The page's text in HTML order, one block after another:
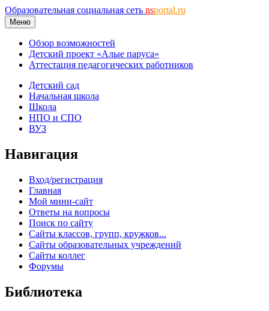
Образовательная социальная сеть nsportal.ru
Меню
Обзор возможностей
Детский проект «Алые паруса»
Аттестация педагогических работников
Детский сад
Начальная школа
Школа
НПО и СПО
ВУЗ
Навигация
Вход/регистрация
Главная
Мой мини-сайт
Ответы на вопросы
Поиск по сайту
Сайты классов, групп, кружков...
Сайты образовательных учреждений
Сайты коллег
Форумы
Библиотека